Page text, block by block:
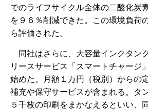
でのライフサイクル全体の二酸化炭
を９６％削減できた。この環境負荷
ら評価された。
同社はさらに、大容量インクタン
リースサービス「スマートチャージ
始めた。月額１万円（税別）からの
補充や保守サービスが含まれる。タ
５千枚の印刷をまかなえるといい、